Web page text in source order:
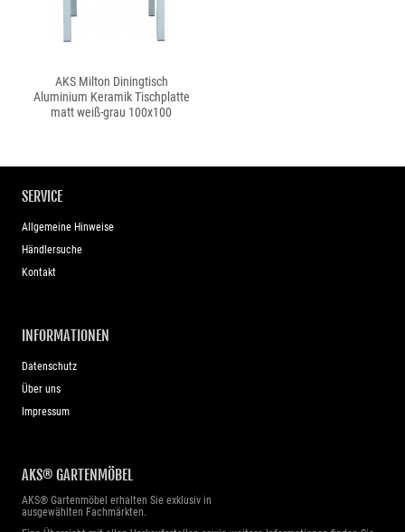
AKS Milton Diningtisch
Aluminium Keramik Tischplatte
matt weiß-grau 100x100
SERVICE
Allgemeine Hinweise
Händlersuche
Kontakt
INFORMATIONEN
Datenschutz
Über uns
Impressum
AKS® GARTENMÖBEL
AKS® Gartenmöbel erhalten Sie exklusiv in
ausgewählten Fachmärkten.